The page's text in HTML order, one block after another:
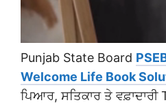
Punjab State Board
Welcome Life Book
ਪਿਆਰ, ਸਤਿਕਾਰ ਤੇ